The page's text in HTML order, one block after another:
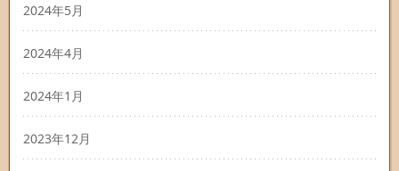
2024年5月
2024年4月
2024年1月
2023年12月